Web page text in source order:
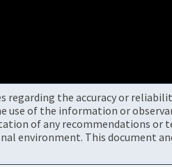
regarding the accuracy or
use of the information or
of any recommendations or
environment. This document